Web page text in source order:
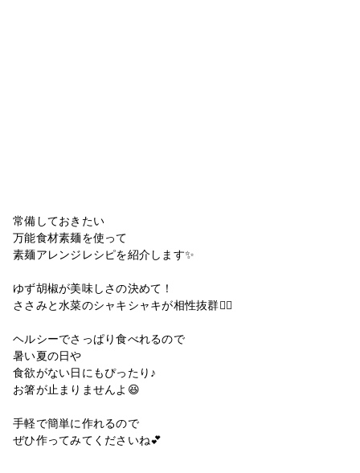
常備しておきたい
万能食材素麺を使って
素麺アレンジレシピを紹介します✨
ゆず胡椒が美味しさの決めて！
ささみと水菜のシャキシャキが相性抜群🙆‍♀️
ヘルシーでさっぱり食べれるので
暑い夏の日や
食欲がない日にもぴったり♪
お箸が止まりませんよ😆
手軽で簡単に作れるので
ぜひ作ってみてくださいね💕